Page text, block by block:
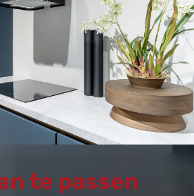
te passen